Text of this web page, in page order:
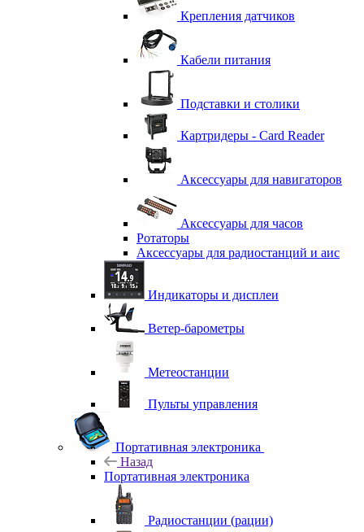
Крепления датчиков
Кабели питания
Подставки и столики
Картридеры - Card Reader
Аксессуары для навигаторов
Аксессуары для часов
Ротаторы
Аксессуары для радиостанций и аис
Индикаторы и дисплеи
Ветер-барометры
Метеостанции
Пульты управления
Портативная электроника
Назад
Портативная электроника
Радиостанции (рации)